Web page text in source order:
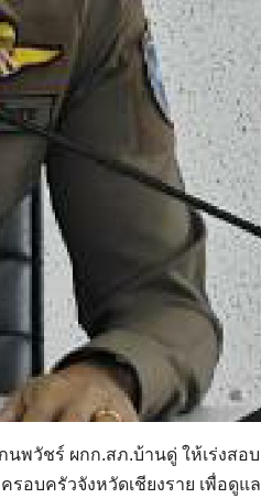
พวัชร์ ผกก.สภ.บ้านดู่ ให้เร่งสอบ
อบครัวจังหวัดเชียงราย เพื่อดูแล